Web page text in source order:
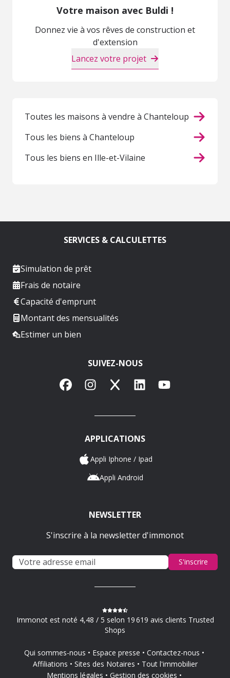
Votre maison avec Buldi !
Donnez vie à vos rêves de construction et
d'extension
Lancez votre projet
Toutes les maisons à vendre à Chanteloup
Tous les biens à Chanteloup
Tous les biens en Ille-et-Vilaine
SERVICES & CALCULETTES
Simulation de prêt
Frais de notaire
Capacité d'emprunt
Montant des mensualités
Estimer un bien
SUIVEZ-NOUS
FacebookInstagram
X LinkedInYouTube
APPLICATIONS
Appli Iphone / Ipad
Appli Android
NEWSLETTER
S'inscrire à la newsletter d'immonot
S'inscrire
Immonot est noté 4,48 / 5 selon 19 619 avis clients Trusted
Shops
Qui sommes-nous Espace presse
Contactez-nous
Affiliations
Sites des Notaires
Tout l'immobilier
Mentions légales
Gestion des cookies